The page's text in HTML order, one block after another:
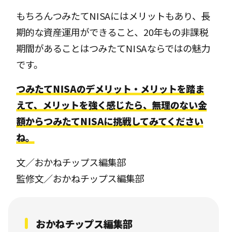
もちろんつみたてNISAにはメリットもあり、長
期的な資産運用ができること、20年もの非課税
期間があることはつみたてNISAならではの魅力
です。
つみたてNISAのデメリット・メリットを踏ま
えて、メリットを強く感じたら、無理のない金
額からつみたてNISAに挑戦してみてください
ね。
文／おかねチップス編集部
監修文／おかねチップス編集部
おかねチップス編集部